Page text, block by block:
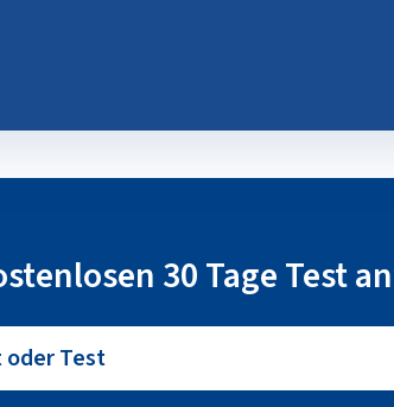
30 Tage Test
Test